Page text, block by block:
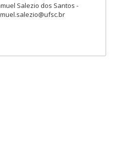
Salezio dos Santos -